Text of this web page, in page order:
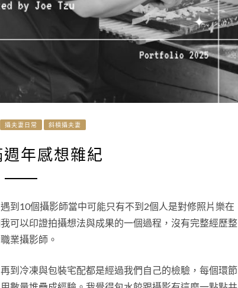
攝夫妻日常 斜槓攝夫妻
年感想雜紀
到10個攝影師當中可能只有不到2個人是對修照片樂在
可以印證拍攝想法與成果的一個過程，沒有完整經歷整
業攝影師。
到冷凍與包裝宅配都是經過我們自己的檢驗，每個環節